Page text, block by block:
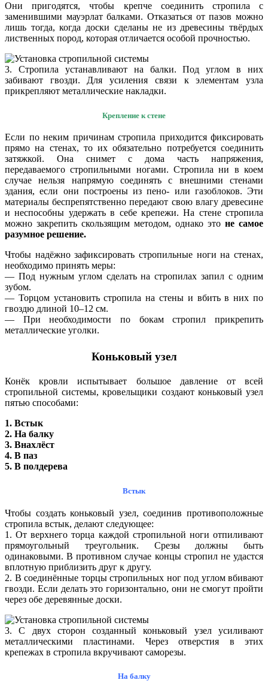
Они пригодятся, чтобы крепче соединить стропила с
заменившими мауэрлат балками. Отказаться от пазов можно
лишь тогда, когда доски сделаны не из древесины твёрдых
лиственных пород, которая отличается особой прочностью.
3. Стропила устанавливают на балки. Под углом в них
забивают гвозди. Для усиления связи к элементам узла
прикрепляют металлические накладки.
Крепление к стене
Если по неким причинам стропила приходится фиксировать
прямо на стенах, то их обязательно потребуется соединить
затяжкой. Она снимет с дома часть напряжения,
передаваемого стропильными ногами. Стропила ни в коем
случае нельзя напрямую соединять с внешними стенами
здания, если они построены из пено- или газоблоков. Эти
материалы беспрепятственно передают свою влагу древесине
и неспособны удержать в себе крепежи. На стене стропила
можно закрепить скользящим методом, однако это не самое
разумное решение.
Чтобы надёжно зафиксировать стропильные ноги на стенах,
необходимо принять меры:
— Под нужным углом сделать на стропилах запил с одним
зубом.
— Торцом установить стропила на стены и вбить в них по
гвоздю длиной 10–12 см.
— При необходимости по бокам стропил прикрепить
металлические уголки.
Коньковый узел
Конёк кровли испытывает большое давление от всей
стропильной системы, кровельщики создают коньковый узел
пятью способами:
1. Встык
2. На балку
3. Внахлёст
4. В паз
5. В полдерева
Встык
Чтобы создать коньковый узел, соединив противоположные
стропила встык, делают следующее:
1. От верхнего торца каждой стропильной ноги отпиливают
прямоугольный треугольник. Срезы должны быть
одинаковыми. В противном случае концы стропил не удастся
вплотную приблизить друг к другу.
2. В соединённые торцы стропильных ног под углом вбивают
гвозди. Если делать это горизонтально, они не смогут пройти
через обе деревянные доски.
3. С двух сторон созданный коньковый узел усиливают
металлическими пластинами. Через отверстия в этих
крепежах в стропила вкручивают саморезы.
На балку